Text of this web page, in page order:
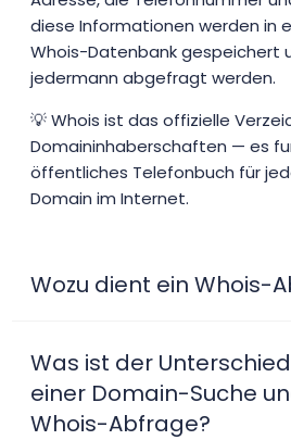
diese Informationen werden in
Whois-Datenbank gespeichert
jedermann abgefragt werden.
💡 Whois ist das offizielle
Domaininhaberschaften — es
öffentliches Telefonbuch für
Domain im Internet.
Wozu dient ein Whois-
Was ist der
einer Domain-Suche
Whois-Abfrage?